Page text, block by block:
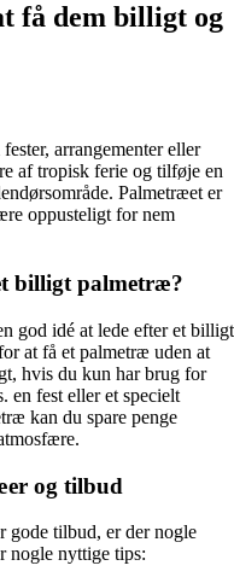
få dem billigt og
arrangementer eller
af tropisk ferie og tilføje en
Palmetræet er
oppusteligt for nem
billigt palmetræ?
god idé at lede efter et billigt
at få et palmetræ uden at
hvis du kun har brug for
en fest eller et specielt
kan du spare penge
og tilbud
gode tilbud, er der nogle
nogle nyttige tips: